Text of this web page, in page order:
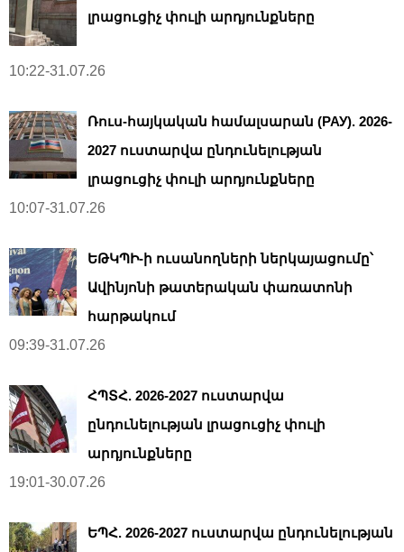
լրացուցիչ փուլի արդյունքները
10:22-31.07.26
Ռուս-հայկական համալսարան (РАУ). 2026-
2027 ուստարվա ընդունելության
լրացուցիչ փուլի արդյունքները
10:07-31.07.26
ԵԹԿՊԻ-ի ուսանողների ներկայացումը՝
Ավինյոնի թատերական փառատոնի
հարթակում
09:39-31.07.26
ՀՊՏՀ. 2026-2027 ուստարվա
ընդունելության լրացուցիչ փուլի
արդյունքները
19:01-30.07.26
ԵՊՀ. 2026-2027 ուստարվա ընդունելության